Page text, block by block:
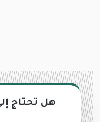
هل تحتاج